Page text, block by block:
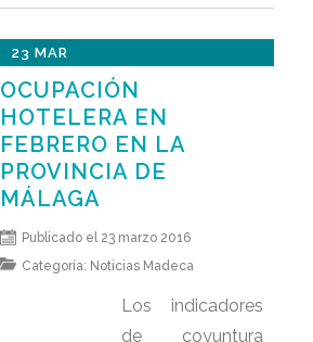
23 MAR
OCUPACIÓN
HOTELERA EN
FEBRERO EN LA
PROVINCIA DE
MÁLAGA
Publicado el 23 marzo 2016
Categoría: Noticias Madeca
Los indicadores
de coyuntura